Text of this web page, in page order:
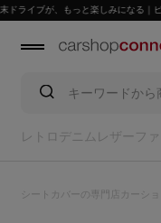
が、もっと楽しみになる｜ビーガ
レトロ デニム レザー フ
シートカバーの専門店カーショ